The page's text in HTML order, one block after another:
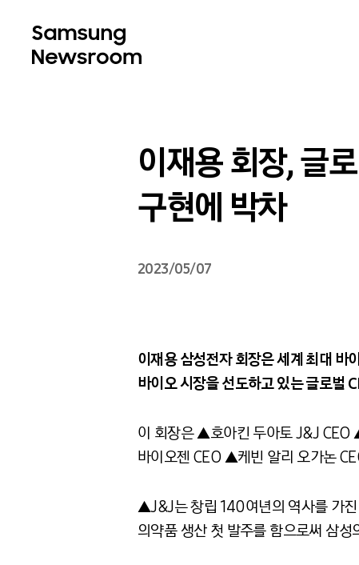
이재용 회장, 글
구현에 박차
2023/05/07
이재용 삼성전자 회장은 세계 최대
바이오 시장을 선도하고 있는 글로벌
이 회장은 ▲호아킨 두아토J&J CEO
바이오젠 CEO▲케빈 알리 오가논
▲J&J는 창립 140여년의 역사를 가
의약품 생산 첫 발주를 함으로써 삼